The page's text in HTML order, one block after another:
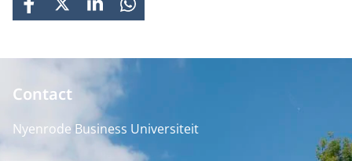
FACEBOOK
X LINKEDINWHATSAPP
Contact
Nyenrode Business Universiteit